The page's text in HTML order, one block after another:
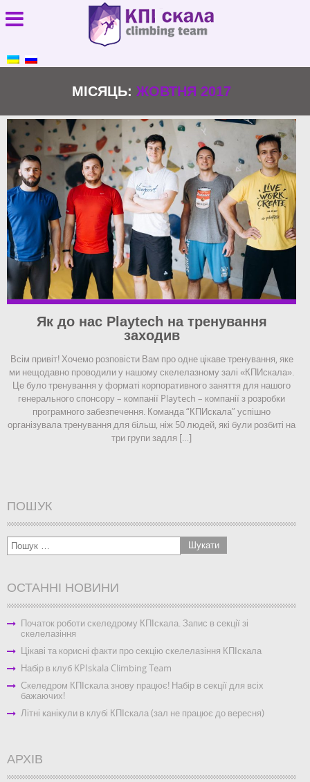
МІСЯЦЬ: ЖОВТНЯ 2017
Як до нас Playtech на тренування
заходив
Всім привіт! Хочемо розповісти Вам про одне цікаве тренування, яке
ми нещодавно проводили у нашому скелелазному залі «КПИскала».
Це було тренування у форматі корпоративного заняття для нашого
генерального спонсору – компанії Playtech – компанії з розробки
програмного забезпечення. Команда “КПИскала” успішно
організувала тренування для більш, ніж 50 людей, які були розбиті на
три групи задля […]
ПОШУК
ОСТАННІ НОВИНИ
Початок роботи скеледрому КПІскала. Запис в секції зі
скелелазіння
Цікаві та корисні факти про секцію скелелазіння КПІскала
Набір в клуб KPIskala Climbing Team
Скеледром КПІскала знову працює! Набір в секції для всіх
бажаючих!
Літні канікули в клубі КПІскала (зал не працює до вересня)
АРХІВ